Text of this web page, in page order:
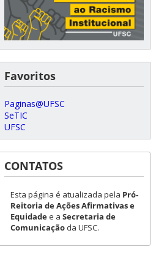
Favoritos
Paginas@UFSC
SeTIC
UFSC
CONTATOS
Esta página é atualizada pela Pró-
Reitoria de Ações Afirmativas e
Equidadee a Secretaria de
Comunicaçãoda UFSC.